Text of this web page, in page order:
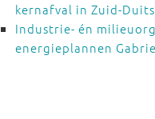
kernafval in Zuid-
Industrie- én
energieplannen